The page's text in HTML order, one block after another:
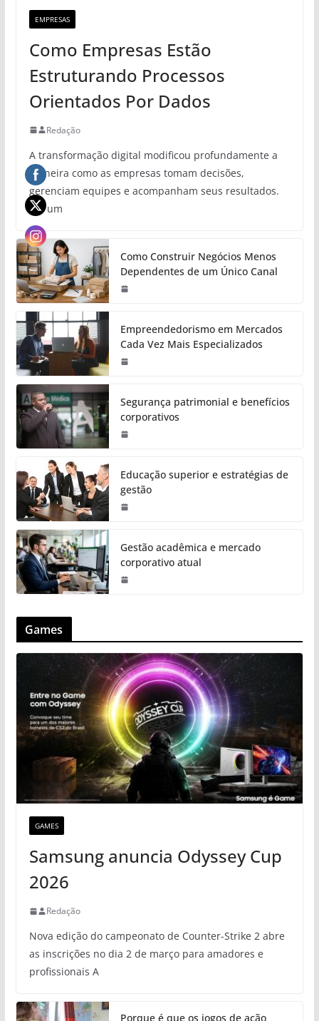
EMPRESAS
Como Empresas Estão
Estruturando Processos
Orientados Por Dados
Redação
A transformação digital modificou profundamente a
maneira como as empresas tomam decisões,
gerenciam equipes e acompanham seus resultados.
Em um
Como Construir Negócios Menos
Dependentes de um Único Canal
Empreendedorismo em Mercados
Cada Vez Mais Especializados
Segurança patrimonial e benefícios
corporativos
Educação superior e estratégias de
gestão
Gestão acadêmica e mercado
corporativo atual
Games
GAMES
Samsung anuncia Odyssey Cup
2026
Redação
Nova edição do campeonato de Counter-Strike 2 abre
as inscrições no dia 2 de março para amadores e
profissionais A
Porque é que os jogos de ação